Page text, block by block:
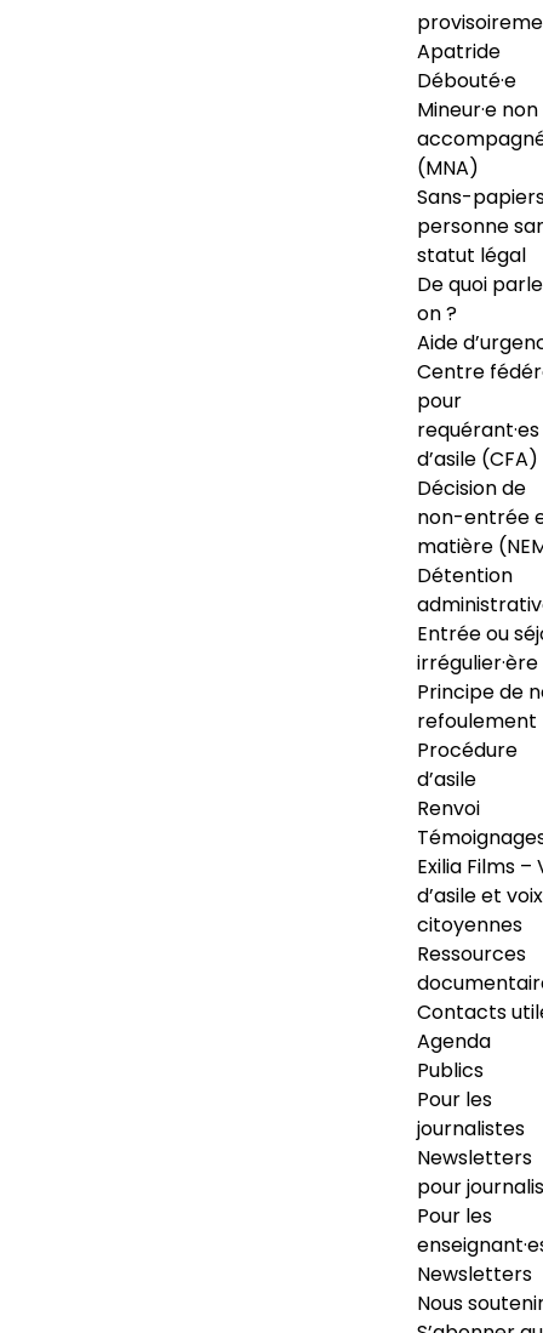
Apatride
Débouté·e
Mineur·e non
(MNA)
Sans-
personne
statut légal
De quoi
on ?
Aide
Centre
pour
requérant·es
d’asile (CFA)
Décision de
non-entrée
matière
Détention
Entrée ou
irrégulier·ère
Principe de
refoulement
Procédure
d’asile
Renvoi
Exilia Films –
d’asile et voix
citoyennes
Ressources
Contacts
Agenda
Publics
Pour les
journalistes
Newsletters
pour
Pour les
Newsletters
Nous